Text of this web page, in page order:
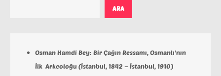
ARA
Osman Hamdi Bey: Bir Çağın Ressamı, Osmanlı’nın
İlk Arkeoloğu (İstanbul, 1842 – İstanbul, 1910)